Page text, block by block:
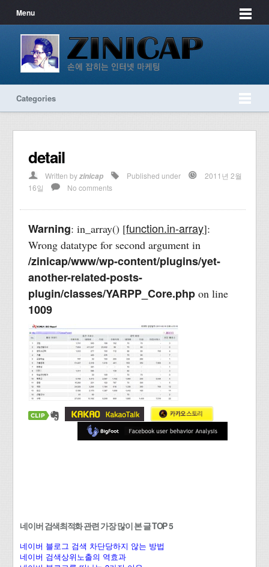
Menu
Categories
detail
Written byzinicap Published under
2011년 2월
16일
No comments
Warning: in_array() [function.in-array]:
Wrong datatype for second argument in
/zinicap/www/wp-content/plugins/yet-
another-related-posts-
plugin/classes/YARPP_Core.php on line
1009
네이버 검색최적화 관련 가장 많이 본 글 TOP 5
네이버 블로그 검색 차단당하지 않는 방법
네이버 검색상위노출의 역효과